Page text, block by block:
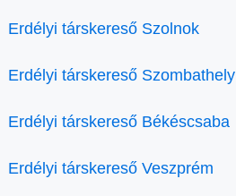
Erdélyi társkereső Szolnok
Erdélyi társkereső Szombathely
Erdélyi társkereső Békéscsaba
Erdélyi társkereső Veszprém